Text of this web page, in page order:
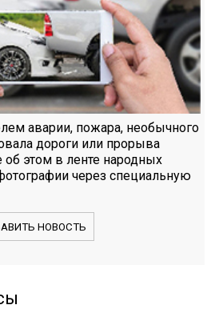
аварии, пожара, необычного
дороги или прорыва
об этом в ленте народных
через специальную
НОВОСТЬ